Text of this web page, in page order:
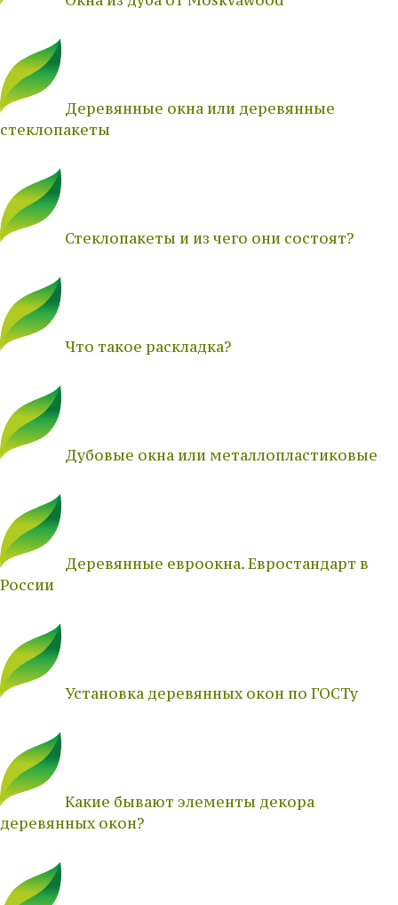
Деревянные окна или деревянные
стеклопакеты
Стеклопакеты и из чего они состоят?
Что такое раскладка?
Дубовые окна или металлопластиковые
Деревянные евроокна. Евростандарт в
России
Установка деревянных окон по ГОСТу
Какие бывают элементы декора
деревянных окон?